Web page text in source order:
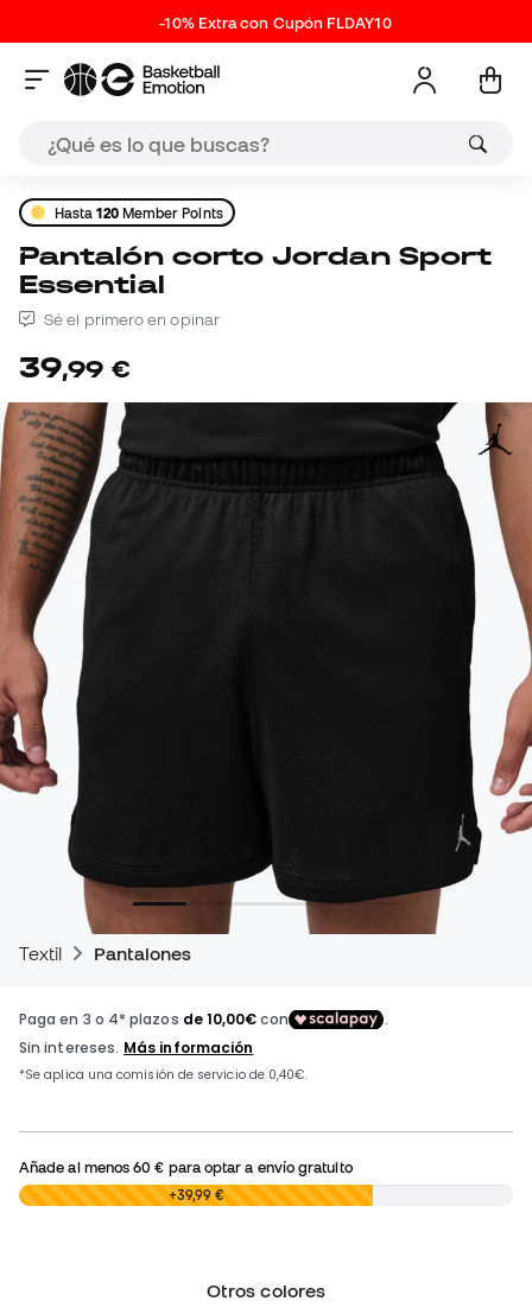
-10% Extra con Cupón FLDAY10
Hasta120Member Points
Pantalón corto Jordan Sport
Essential
Sé el primero en opinar
39,99 €
Textil Pantalones
Añade al menos60 € para optar a envío gratuito
0,00 € +39,99 €
Otros colores